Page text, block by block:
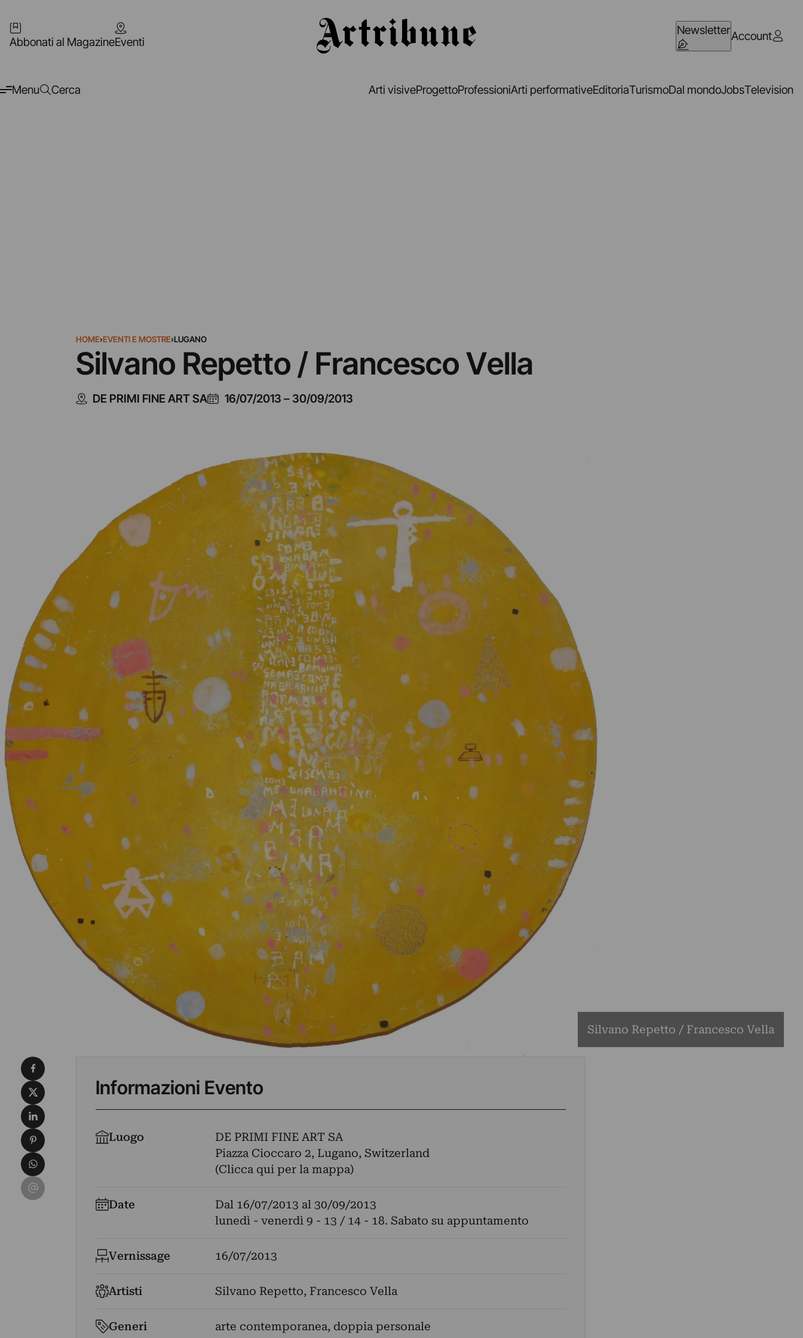
Abbonati al MagazineEventi
NewsletterAccount
Menu Cerca Arti visiveProgettoProfessioniArti performativeEditoriaTurismoDal mondoJobsTelevision
HOME›EVENTI E MOSTRE›LUGANO
Silvano Repetto / Francesco Vella
DE PRIMI FINE ART SA 16/07/2013 – 30/09/2013
Silvano Repetto / Francesco Vella
Informazioni Evento
Luogo
DE PRIMI FINE ART SA
Piazza Cioccaro 2, Lugano, Switzerland
(Clicca qui per la mappa)
Date Dal 16/07/2013 al 30/09/2013
lunedì - venerdì 9 - 13 / 14 - 18. Sabato su appuntamento
Vernissage 16/07/2013
Artisti Silvano Repetto, Francesco Vella
Generi arte contemporanea, doppia personale
Condividi su Facebook
Condividi su X
Condividi su LinkedIn
Condividi su Pinterest
Condividi su WhatsApp
Condividi su Email